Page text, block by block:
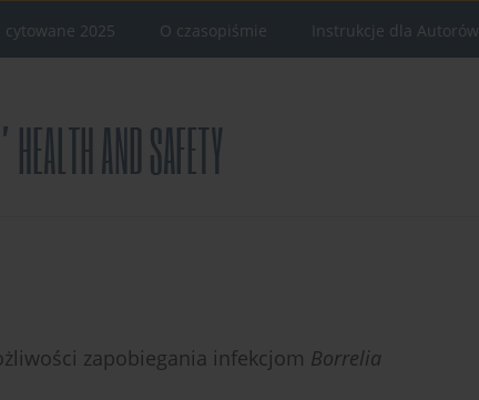
cytowane 2025 O czasopiśmie Instrukcje dla Autorów
zapobiegania infekcjom Borrelia